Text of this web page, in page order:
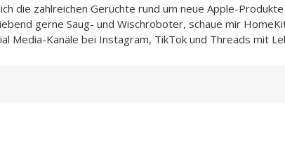
die zahlreichen Gerüchte rund um neue Apple-
gerne Saug- und Wischroboter, schaue mir
Media-Kanäle bei Instagram, TikTok und Threads mit